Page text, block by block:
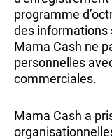
programme
des informations
Mama Cash ne
personnelles
commerciales.
Mama Cash a